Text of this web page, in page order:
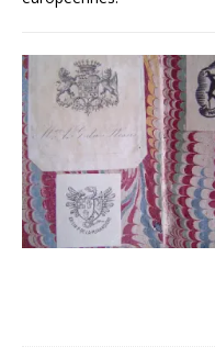
24 août 2007